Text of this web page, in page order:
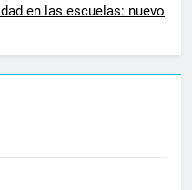
en las escuelas: nuevo